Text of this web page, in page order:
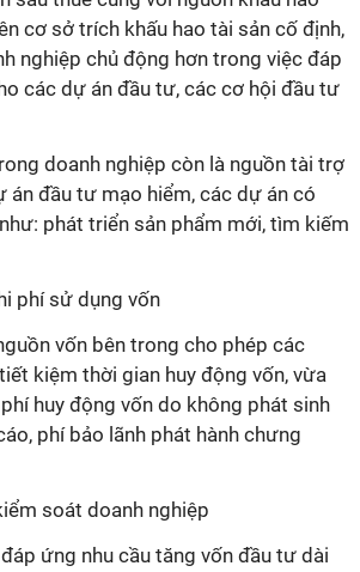
cơ sở trích khấu hao tài sản cố định,
nghiệp chủ động hơn trong việc đáp
các dự án đầu tư, các cơ hội đầu tư
doanh nghiệp còn là nguồn tài trợ
án đầu tư mạo hiểm, các dự án có
phát triển sản phẩm mới, tìm kiếm
phí sử dụng vốn
vốn bên trong cho phép các
kiệm thời gian huy động vốn, vừa
huy động vốn do không phát sinh
phí bảo lãnh phát hành chưng
soát doanh nghiệp
ứng nhu cầu tăng vốn đầu tư dài